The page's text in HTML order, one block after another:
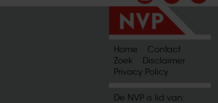
Home
Contact
Zoek
Disclaimer
Privacy Policy
De NVP is lid van: